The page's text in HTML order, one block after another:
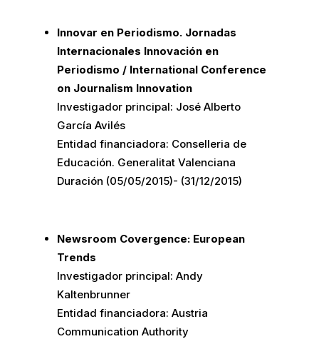
Innovar en Periodismo. Jornadas
Internacionales Innovación en
Periodismo / International Conference
on Journalism Innovation
Investigador principal: José Alberto
García Avilés
Entidad financiadora: Conselleria de
Educación. Generalitat Valenciana
Duración (05/05/2015)- (31/12/2015)
Newsroom Covergence: European
Trends
Investigador principal: Andy
Kaltenbrunner
Entidad financiadora: Austria
Communication Authority